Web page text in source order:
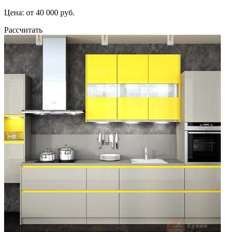
Цена: от 40 000 руб.
Рассчитать